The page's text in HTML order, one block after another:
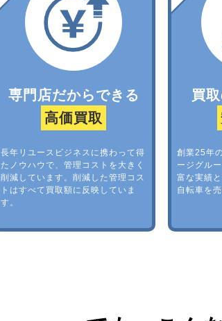
専門店だからできる
高価買取
長年リユースビジネスに携わって得
たノウハウで、管理コストを大きく
削減しています。削減した管理コス
トはすべて買取額に反映していま
す。
買
創業25年
ージグル
富な実績
自転車を